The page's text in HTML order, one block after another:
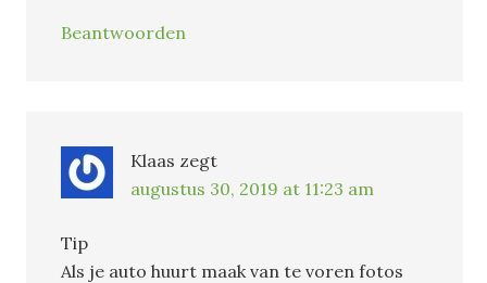
Beantwoorden
Klaas zegt
augustus 30, 2019 at 11:23 am
Tip
Als je auto huurt maak van te voren fotos